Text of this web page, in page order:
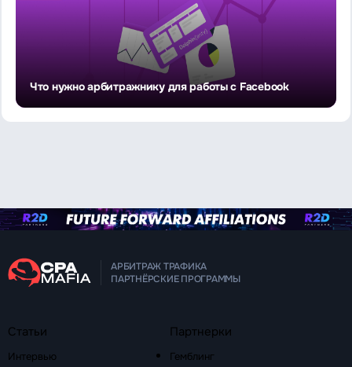
Что нужно арбитражнику для работы с Facebook
АРБИТРАЖ ТРАФИКА
ПАРТНЁРСКИЕ ПРОГРАММЫ
Статьи
Интервью
Партнерки
Гемблинг